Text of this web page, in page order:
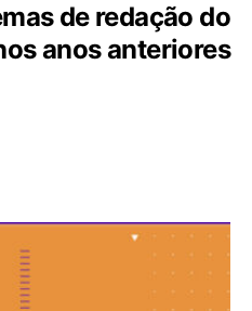
de redação do
anos anteriores